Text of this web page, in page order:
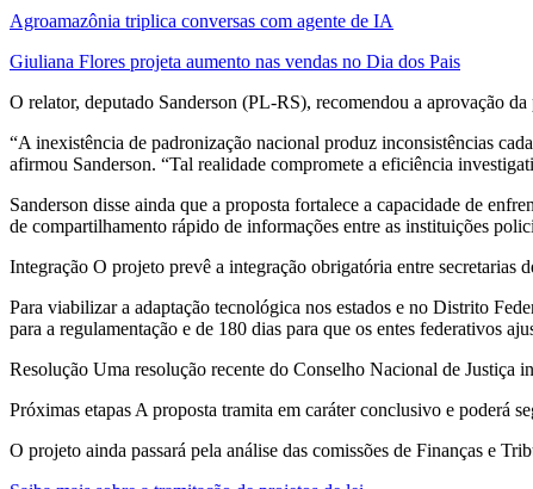
Agroamazônia triplica conversas com agente de IA
Giuliana Flores projeta aumento nas vendas no Dia dos Pais
O relator, deputado Sanderson (PL-RS), recomendou a aprovação
“A inexistência de padronização nacional produz inconsistências
afirmou Sanderson. “Tal realidade compromete a eficiência
Sanderson disse ainda que a proposta fortalece a capacidade de
de compartilhamento rápido de informações entre as instituições
Integração O projeto prevê a integração obrigatória entre secretarias
Para viabilizar a adaptação tecnológica nos estados e no Distrito
para a regulamentação e de 180 dias para que os entes federativos
Resolução Uma resolução recente do Conselho Nacional de
Próximas etapas A proposta tramita em caráter conclusivo e poderá
O projeto ainda passará pela análise das comissões de Finanças e